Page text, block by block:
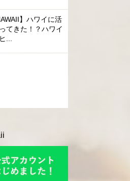
】ハワイに活
てきた！？ハワイ
...